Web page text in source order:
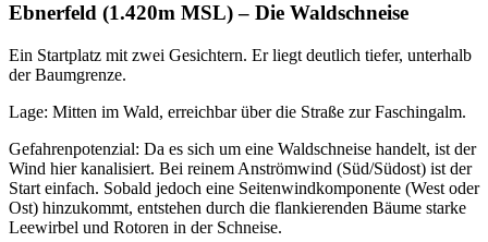
Ebnerfeld (1.420m MSL) – Die Waldschneise
Ein Startplatz mit zwei Gesichtern. Er liegt deutlich tiefer, unterhalb
der Baumgrenze.
Lage: Mitten im Wald, erreichbar über die Straße zur Faschingalm.
Gefahrenpotenzial: Da es sich um eine Waldschneise handelt, ist der
Wind hier kanalisiert. Bei reinem Anströmwind (Süd/Südost) ist der
Start einfach. Sobald jedoch eine Seitenwindkomponente (West oder
Ost) hinzukommt, entstehen durch die flankierenden Bäume starke
Leewirbel und Rotoren in der Schneise.